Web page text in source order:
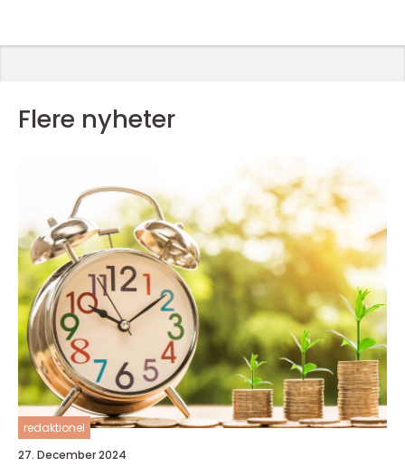
Flere nyheter
redaktionel
27. December 2024